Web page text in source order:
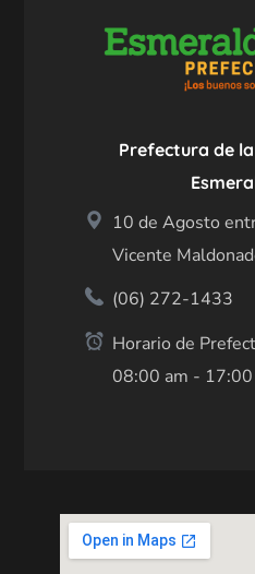
Prefectura de
10 de Agosto
Vicente
(06) 272-1433
Horario de
08:00 am -